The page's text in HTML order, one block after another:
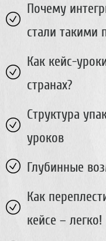
Почему
стали такими
Как кейс-
странах?
Структура
уроков
Глубинные
Как
кейсе – легко!